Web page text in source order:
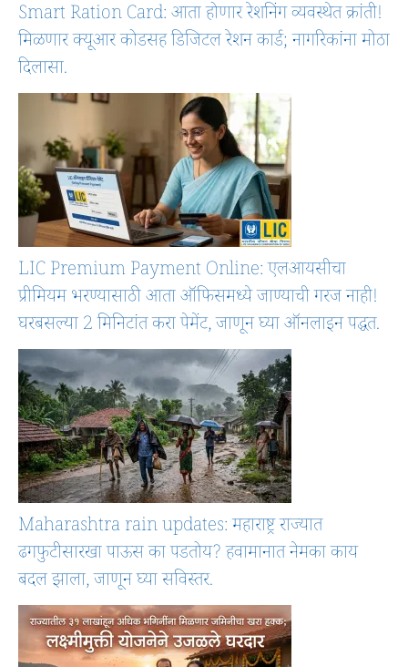
Smart Ration Card: आता होणार रेशनिंग व्यवस्थेत क्रांती!
मिळणार क्यूआर कोडसह डिजिटल रेशन कार्ड; नागरिकांना मोठा
दिलासा.
LIC Premium Payment Online: एलआयसीचा
प्रीमियम भरण्यासाठी आता ऑफिसमध्ये जाण्याची गरज नाही!
घरबसल्या 2 मिनिटांत करा पेमेंट, जाणून घ्या ऑनलाइन पद्धत.
Maharashtra rain updates: महाराष्ट्र राज्यात
ढगफुटीसारखा पाऊस का पडतोय? हवामानात नेमका काय
बदल झाला, जाणून घ्या सविस्तर.